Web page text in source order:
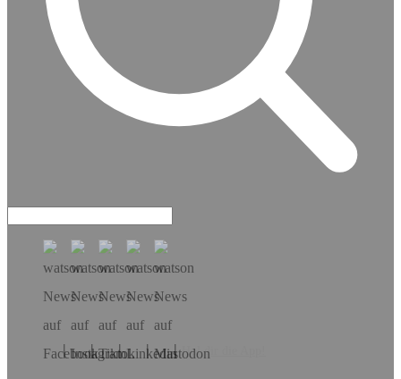
Hol dir die App!